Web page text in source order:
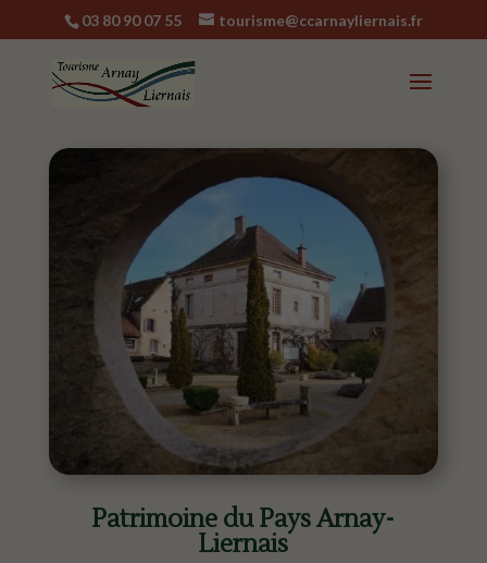
03 80 90 07 55 tourisme@ccarnayliernais.fr
Patrimoine du Pays Arnay-
Liernais